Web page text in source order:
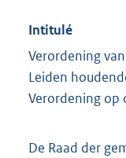
Intitulé
Verordening
Leiden
Verordening op
De Raad der